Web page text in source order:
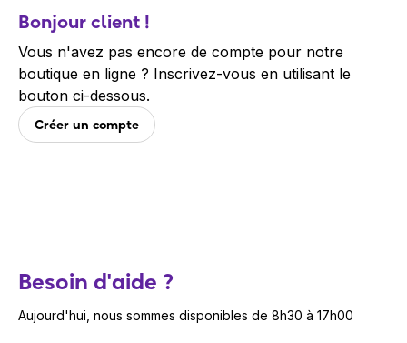
Bonjour client !
Vous n'avez pas encore de compte pour notre
boutique en ligne ? Inscrivez-vous en utilisant le
bouton ci-dessous.
Créer un compte
Besoin d'aide ?
Aujourd'hui, nous sommes disponibles de 8h30 à 17h00